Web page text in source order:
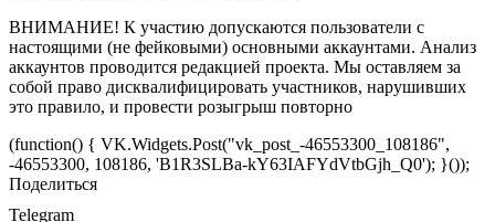
ВНИМАНИЕ! К участию допускаются пользователи с
настоящими (не фейковыми) основными аккаунтами. Анализ
аккаунтов проводится редакцией проекта. Мы оставляем за
собой право дисквалифицировать участников, нарушивших
это правило, и провести розыгрыш повторно
(function() { VK.Widgets.Post("vk_post_-46553300_108186",
-46553300, 108186, 'B1R3SLBa-kY63IAFYdVtbGjh_Q0'); }());
Поделиться
Telegram